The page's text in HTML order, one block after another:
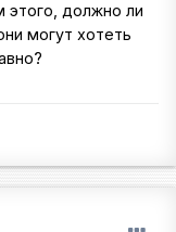
этого, должно ли
могут хотеть